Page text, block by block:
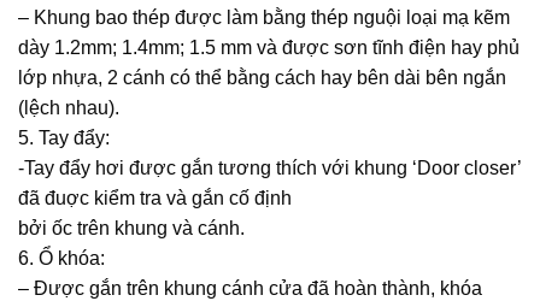
– Khung bao thép được làm bằng thép nguội loại mạ kẽm
dày 1.2mm; 1.4mm; 1.5 mm và được sơn tĩnh điện hay phủ
lớp nhựa, 2 cánh có thể bằng cách hay bên dài bên ngắn
(lệch nhau).
5. Tay đẩy:
-Tay đẩy hơi được gắn tương thích với khung ‘Door closer’
đã đuợc kiểm tra và gắn cố định
bởi ốc trên khung và cánh.
6. Ổ khóa:
– Được gắn trên khung cánh cửa đã hoàn thành, khóa